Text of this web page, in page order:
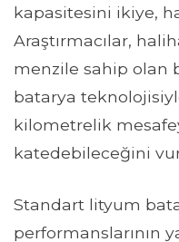
kapasitesini ikiye,
Araştırmacılar,
menzile sahip olan
batarya
kilometrelik
katedebileceğini
Standart lityum
performanslarının